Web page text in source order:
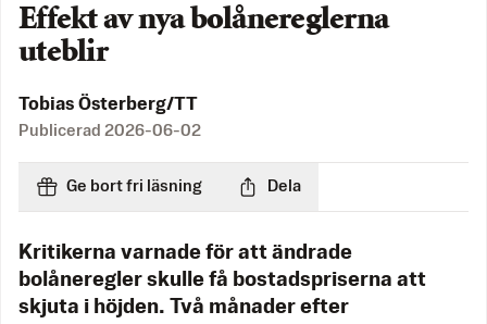
Effekt av nya bolånereglerna
uteblir
Tobias Österberg/TT
Publicerad 2026-06-02
Ge bort fri läsning Dela
Kritikerna varnade för att ändrade
bolåneregler skulle få bostadspriserna att
skjuta i höjden. Två månader efter